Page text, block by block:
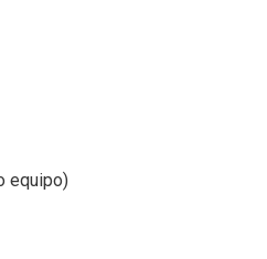
equipo)